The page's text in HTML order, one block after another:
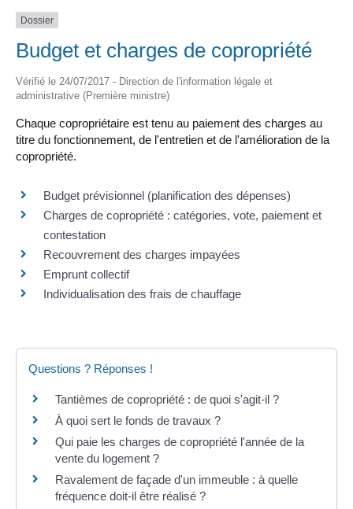
Dossier
Budget et charges de copropriété
Vérifié le 24/07/2017 - Direction de l'information légale et
administrative (Première ministre)
Chaque copropriétaire est tenu au paiement des charges au
titre du fonctionnement, de l'entretien et de l'amélioration de la
copropriété.
Budget prévisionnel (planification des dépenses)
Charges de copropriété : catégories, vote, paiement et
contestation
Recouvrement des charges impayées
Emprunt collectif
Individualisation des frais de chauffage
Questions ? Réponses !
Tantièmes de copropriété : de quoi s'agit-il ?
À quoi sert le fonds de travaux ?
Qui paie les charges de copropriété l'année de la
vente du logement ?
Ravalement de façade d'un immeuble : à quelle
fréquence doit-il être réalisé ?